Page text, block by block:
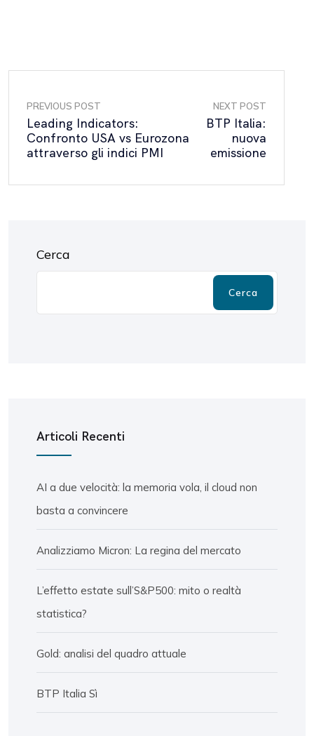
PREVIOUS POST
Leading Indicators:
Confronto USA vs Eurozona
attraverso gli indici PMI
NEXT POST
BTP Italia:
nuova
emissione
Cerca
Cerca
Articoli Recenti
AI a due velocità: la memoria vola, il cloud non
basta a convincere
Analizziamo Micron: La regina del mercato
L’effetto estate sull’S&P500: mito o realtà
statistica?
Gold: analisi del quadro attuale
BTP Italia Sì